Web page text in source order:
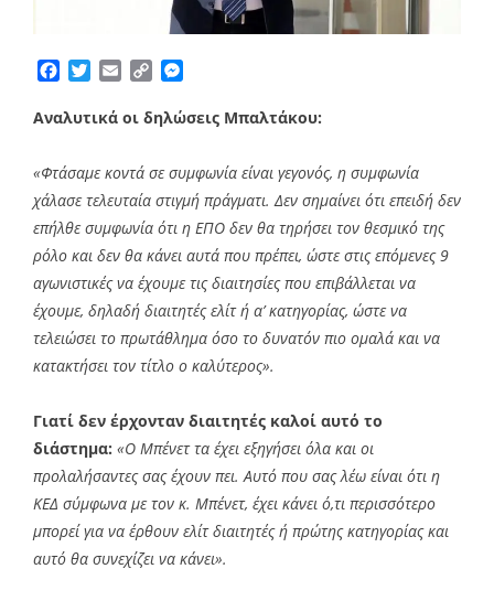
Facebook
TwitterEmailCopy
Αναλυτικά οι δηλώσεις Μπαλτάκου:
«Φτάσαμε κοντά σε συμφωνία είναι γεγονός, η συμφωνία
χάλασε τελευταία στιγμή πράγματι. Δεν σημαίνει ότι επειδή δεν
επήλθε συμφωνία ότι η ΕΠΟ δεν θα τηρήσει τον θεσμικό της
ρόλο και δεν θα κάνει αυτά που πρέπει, ώστε στις επόμενες 9
αγωνιστικές να έχουμε τις διαιτησίες που επιβάλλεται να
έχουμε, δηλαδή διαιτητές ελίτ ή α’ κατηγορίας, ώστε να
τελειώσει το πρωτάθλημα όσο το δυνατόν πιο ομαλά και να
κατακτήσει τον τίτλο ο καλύτερος».
Γιατί δεν έρχονταν διαιτητές καλοί αυτό το
διάστημα: «Ο Μπένετ τα έχει εξηγήσει όλα και οι
προλαλήσαντες σας έχουν πει. Αυτό που σας λέω είναι ότι η
ΚΕΔ σύμφωνα με τον κ. Μπένετ, έχει κάνει ό,τι περισσότερο
μπορεί για να έρθουν ελίτ διαιτητές ή πρώτης κατηγορίας και
αυτό θα συνεχίζει να κάνει».